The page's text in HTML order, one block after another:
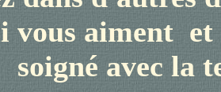
vous aiment et
soigné avec la